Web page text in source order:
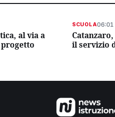
al via a
progetto
SCUOLA06:01
il servizio